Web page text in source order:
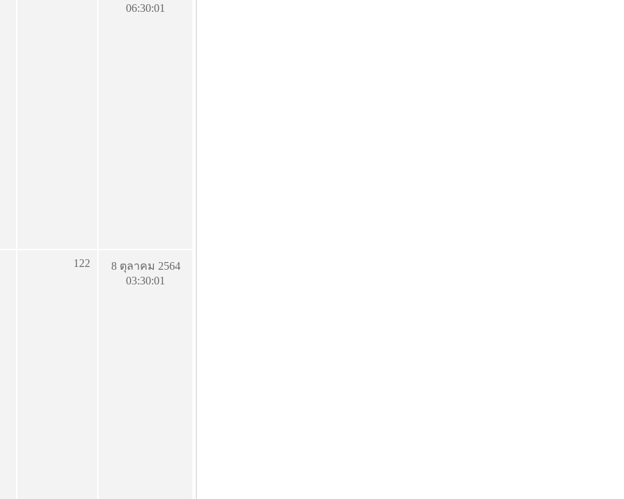
06:30:01
122
8 ตุลาคม 2564
03:30:01